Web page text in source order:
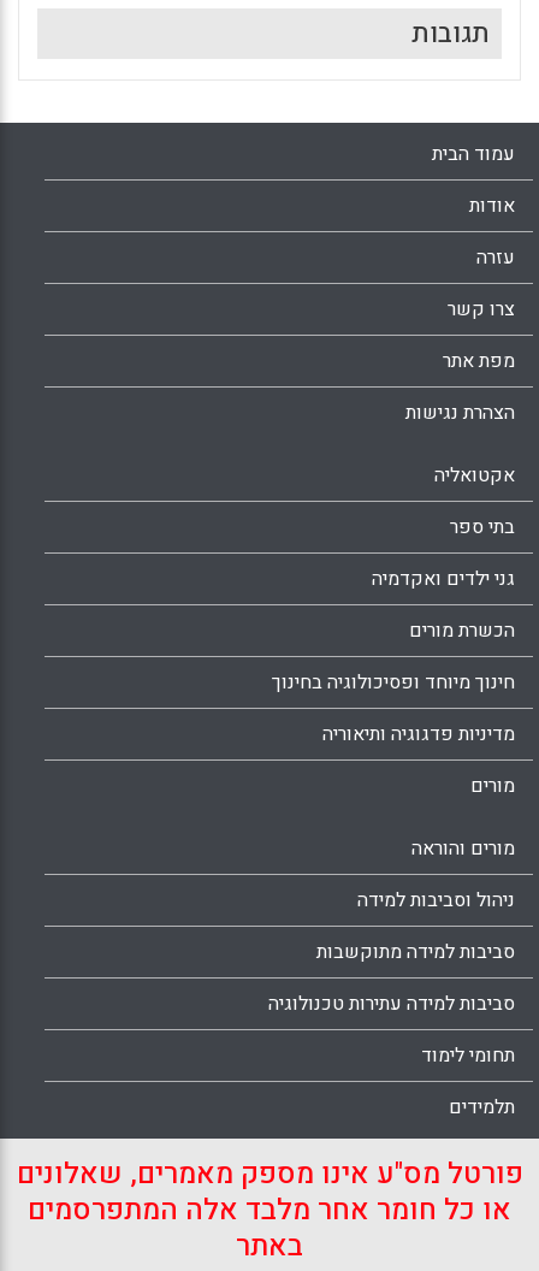
תגובות
עמוד הבית
אודות
עזרה
צרו קשר
מפת אתר
הצהרת נגישות
אקטואליה
בתי ספר
גני ילדים ואקדמיה
הכשרת מורים
חינוך מיוחד ופסיכולוגיה בחינוך
מדיניות פדגוגיה ותיאוריה
מורים
מורים והוראה
ניהול וסביבות למידה
סביבות למידה מתוקשבות
סביבות למידה עתירות טכנולוגיה
תחומי לימוד
תלמידים
פורטל מס"ע אינו מספק מאמרים, שאלונים
או כל חומר אחר מלבד אלה המתפרסמים
באתר